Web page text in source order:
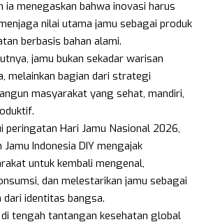
ia menegaskan bahwa inovasi harus
nilai utama jamu sebagai produk
berbasis bahan alami.
jamu bukan sekadar warisan
melainkan bagian dari strategi
masyarakat yang sehat, mandiri,
peringatan Hari Jamu Nasional 2026,
Jamu Indonesia DIY mengajak
untuk kembali mengenal,
dan melestarikan jamu sebagai
dari identitas bangsa.
di tengah tantangan kesehatan global